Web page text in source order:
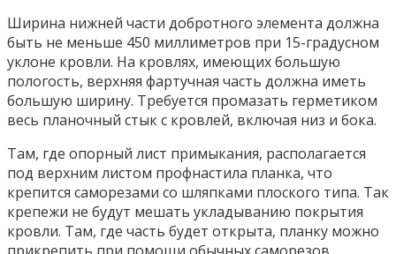
Ширина нижней части добротного элемента должна
быть не меньше 450 миллиметров при 15-градусном
уклоне кровли. На кровлях, имеющих большую
пологость, верхняя фартучная часть должна иметь
большую ширину. Требуется промазать герметиком
весь планочный стык с кровлей, включая низ и бока.
Там, где опорный лист примыкания, располагается
под верхним листом профнастила планка, что
крепится саморезами со шляпками плоского типа. Так
крепежи не будут мешать укладыванию покрытия
кровли. Там, где часть будет открыта, планку можно